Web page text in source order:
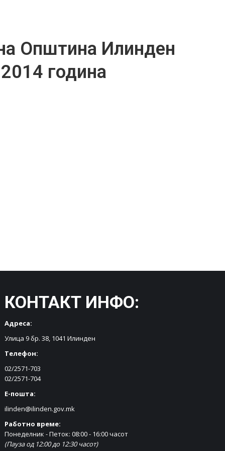
Општина Илинден
година
КОНТАКТ ИНФО:
Адреса:
Улица 9 бр. 38, 1041 Илинден
Телефон:
02/2571-703
02/2571-704
Е-пошта:
ilinden@ilinden.gov.mk
Работно време:
Понеделник - Петок: 08:00 - 16:00 часот
(Пауза од 12:00 до 12:30 часот)